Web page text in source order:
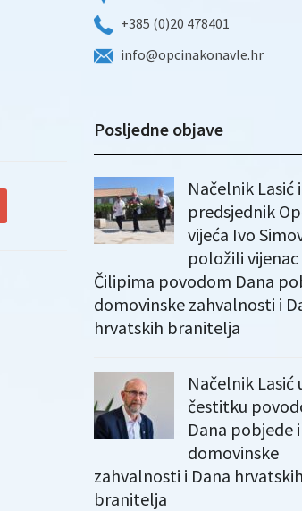
+385 (0)20 478401
info@opcinakonavle.hr
Posljedne objave
Načelnik Lasić i
predsjednik
vijeća Ivo
položili vijenac
Čilipima povodom Dana
domovinske zahvalnosti i
hrvatskih branitelja
Načelnik Lasić
čestitku
Dana pobjede i
domovinske
zahvalnosti i Dana hrvatskih
branitelja